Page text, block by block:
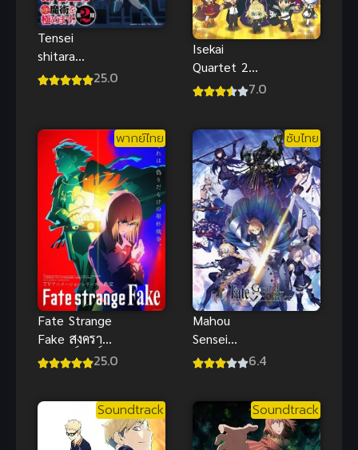
Tensei
shitara
Dainana Ouji25.0
Isekai
Quartet 2
ภาค 2
7.0
พากย์ไทย
Fate Strange
Fake สงคราม
จอกศักดิ์สิทธิ์25.0
ซับไทย
Mahou
Sensei
Negima!
6.4
Soundtrack Soundtrack